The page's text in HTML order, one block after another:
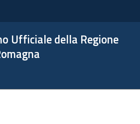
Ufficiale della Regione